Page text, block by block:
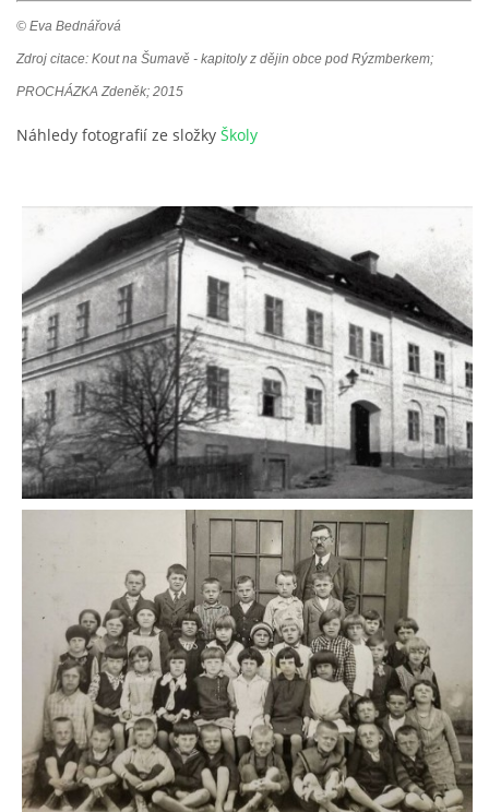
Tento projekt je realizován za finanční podpory
© 2026 eStránky.cz | Aktualizováno: 17. 7. 2026
© Eva Bednářová
Zdroj citace: Kout na Šumavě - kapitoly z dějin obce pod Rýzmberkem;
PROCHÁZKA Zdeněk; 2015
Náhledy fotografií ze složky Školy